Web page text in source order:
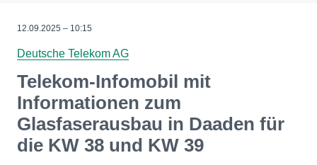
12.09.2025 – 10:15
Deutsche Telekom AG
Telekom-Infomobil mit
Informationen zum
Glasfaserausbau in Daaden für
die KW 38 und KW 39